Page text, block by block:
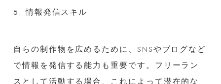
5. 情報発信スキル
自らの制作物を広めるために、SNSやブログなど
で情報を発信する能力も重要です。フリーラン
スとして活動する場合、これによって潜在的な